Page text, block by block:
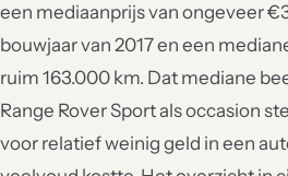
een mediaanprijs van ongeveer
bouwjaar van 2017 en een
ruim 163.000 km. Dat mediane
Range Rover Sport als occasion
voor relatief weinig geld in een